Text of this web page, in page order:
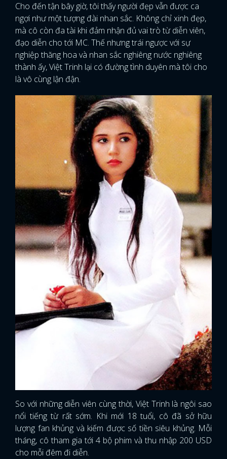
Cho đến tận bây giờ, tôi thấy người đẹp vẫn được ca
ngợi như một tượng đài nhan sắc. Không chỉ xinh đẹp,
mà cô còn đa tài khi đảm nhận đủ vai trò từ diễn viên,
đạo diễn cho tới MC. Thế nhưng trái ngược với sự
nghiệp thăng hoa và nhan sắc nghiêng nước nghiêng
thành ấy, Việt Trinh lại có đường tình duyên mà tôi cho
là vô cùng lận đận.
So với những diễn viên cùng thời, Việt Trinh là ngôi sao
nổi tiếng từ rất sớm. Khi mới 18 tuổi, cô đã sở hữu
lượng fan khủng và kiếm được số tiền siêu khủng. Mỗi
tháng, cô tham gia tới 4 bộ phim và thu nhập 200 USD
cho mỗi đêm đi diễn.